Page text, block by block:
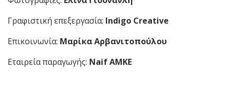
Γραφιστική επεξεργασία: Indigo Creative
Επικοινωνία: Μαρίκα Αρβανιτοπούλου
Εταιρεία παραγωγής: Naif ΑΜΚΕ